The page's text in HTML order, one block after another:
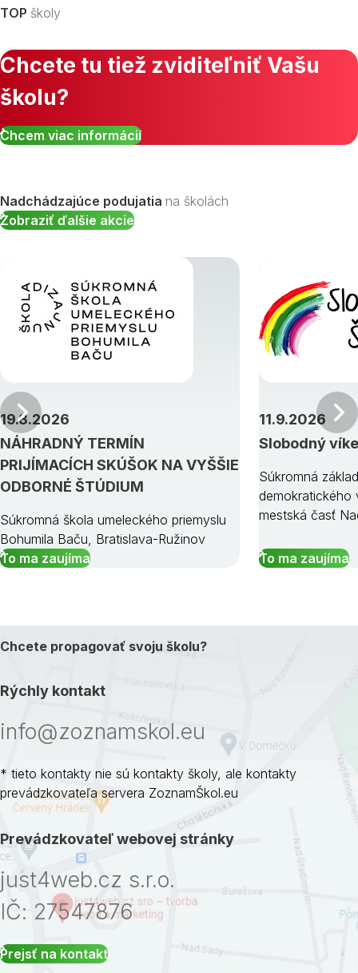
TOP školy
Chcete tu tiež zviditeľniť Vašu
školu?
Chcem viac informácií
Nadchádzajúce podujatia na školách
Zobraziť ďalšie akcie
NÁHRADNÝ TERMÍN
PRIJÍMACÍCH SKÚŠOK NA VYŠŠIE
ODBORNÉ ŠTÚDIUM
19.8.2026
Súkromná škola umeleckého priemyslu
Bohumila Baču, Bratislava-Ružinov
To ma zaujíma
Slobodný
11.9.2026
Súkromná
demokratického
mestská časť
To ma zaujíma
Predchádzajúci
Chcete propagovať svoju školu?
Rýchly kontakt
info@zoznamskol.eu
* tieto kontakty nie sú kontakty školy, ale kontakty
prevádzkovateľa servera ZoznamŠkol.eu
Prevádzkovateľ webovej stránky
just4web.cz s.r.o.
IČ: 27547876
Prejsť na kontakt